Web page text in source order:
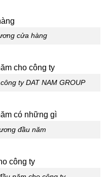
cửa hàng
ty DAT NAM GROUP
đầu năm